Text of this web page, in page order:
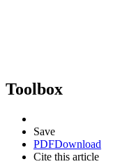
Toolbox
Save
PDFDownload
Cite this article